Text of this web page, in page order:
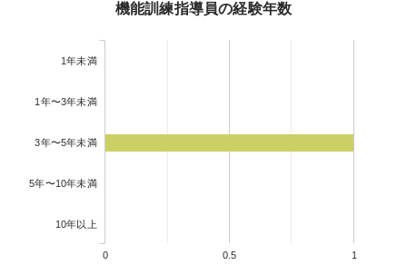
機能訓練指導員の経験年数
1年未満
1年〜3年未満
3年〜5年未満
5年〜10年未満
10年以上
0 0.5 1